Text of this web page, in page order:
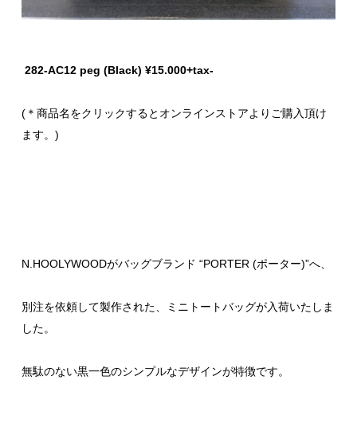
282-AC12 peg (Black) ¥15.000+tax-
(＊商品名をクリックするとオンラインストアよりご購入頂け
ます。)
N.HOOLYWOODがバッグブランド “PORTER (ポーター)”へ、
別注を依頼して製作された、ミニトートバッグが入荷いたしま
した。
無駄のない黒一色のシンプルなデザインが特徴です。